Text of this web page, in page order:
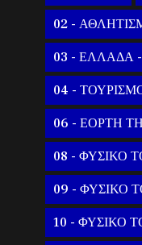
02 -
03 - ΕΛΛΑΔΑ
04 -
06 - ΕΟΡΤΗ
08 - ΦΥΣΙΚΟ
09 - ΦΥΣΙΚΟ
10 - ΦΥΣΙΚΟ